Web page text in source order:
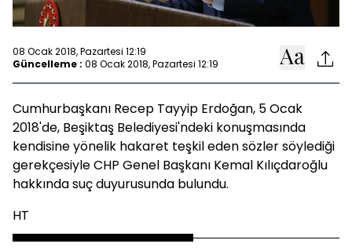
08 Ocak 2018, Pazartesi 12:19
Güncelleme : 08 Ocak 2018, Pazartesi 12:19
Cumhurbaşkanı Recep Tayyip Erdoğan, 5 Ocak
2018'de, Beşiktaş Belediyesi'ndeki konuşmasında
kendisine yönelik hakaret teşkil eden sözler söylediği
gerekçesiyle CHP Genel Başkanı Kemal Kılıçdaroğlu
hakkında suç duyurusunda bulundu.
HT